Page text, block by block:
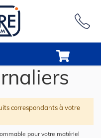
correspondants à votre
pour votre matériel